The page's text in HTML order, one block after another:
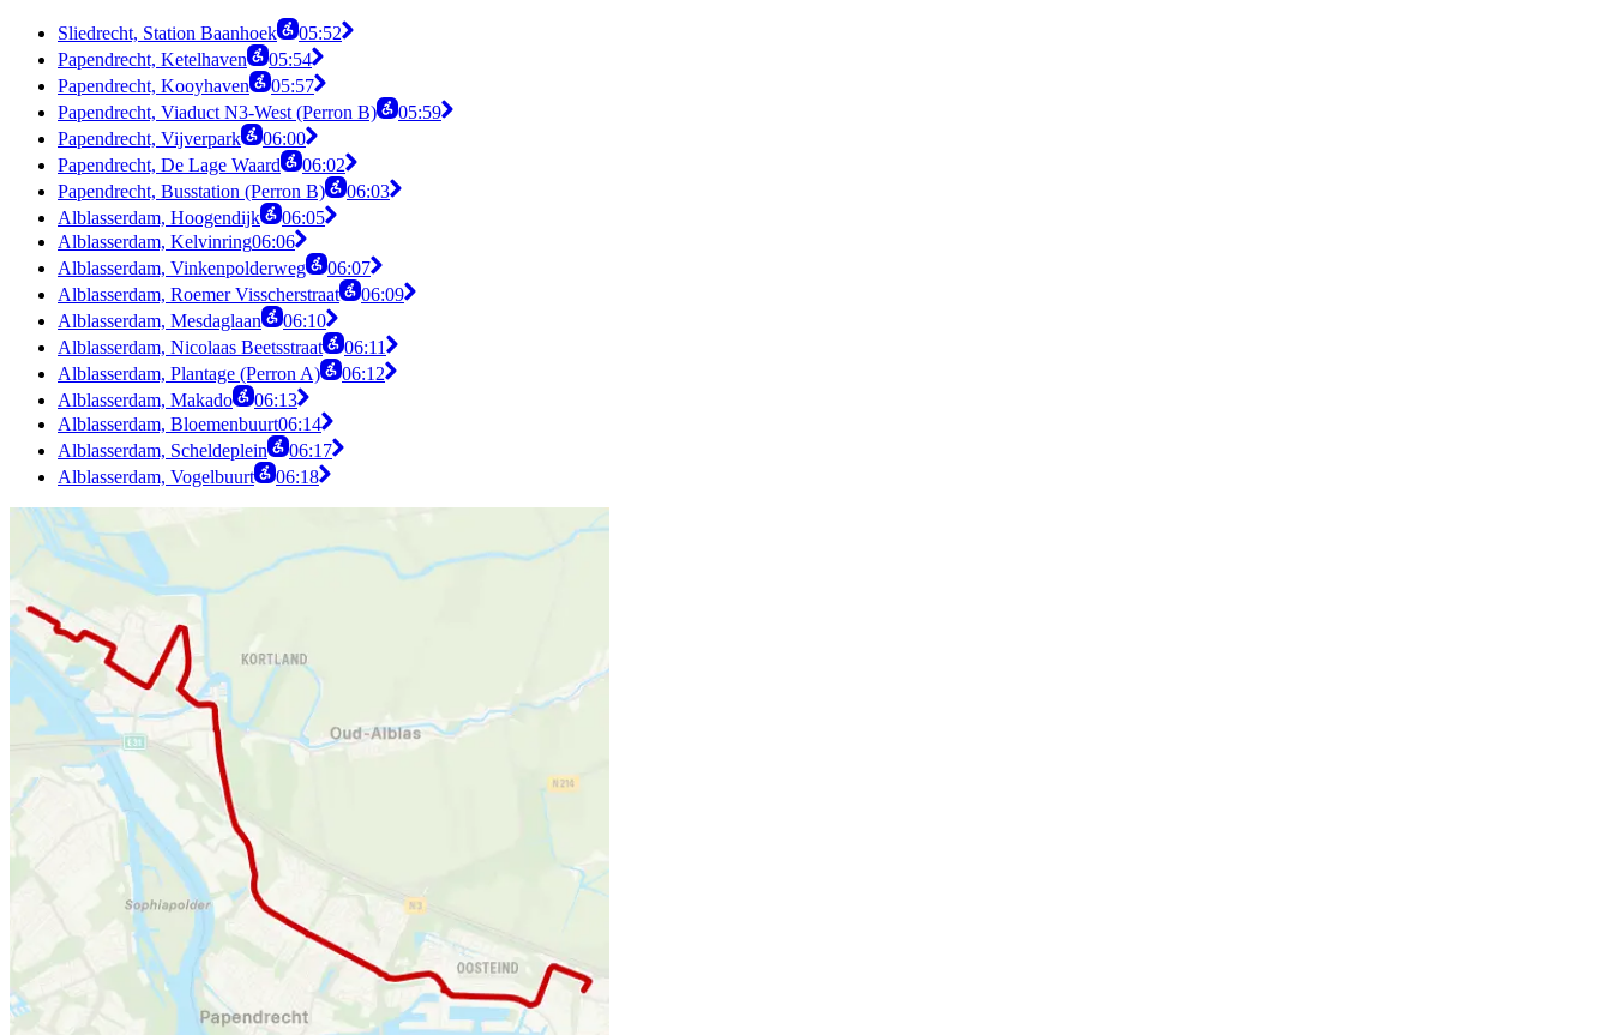
Sliedrecht, Station Baanhoek
05:52
Papendrecht, Ketelhaven
05:54
Papendrecht, Kooyhaven
05:57
Papendrecht, Viaduct N3-West (Perron B)
05:59
Papendrecht, Vijverpark
06:00
Papendrecht, De Lage Waard
06:02
Papendrecht, Busstation (Perron B)
06:03
Alblasserdam, Hoogendijk
06:05
Alblasserdam, Kelvinring06:06
Alblasserdam, Vinkenpolderweg
06:07
Alblasserdam, Roemer Visscherstraat
06:09
Alblasserdam, Mesdaglaan
06:10
Alblasserdam, Nicolaas Beetsstraat
06:11
Alblasserdam, Plantage (Perron A)
06:12
Alblasserdam, Makado
06:13
Alblasserdam, Bloemenbuurt06:14
Alblasserdam, Scheldeplein
06:17
Alblasserdam, Vogelbuurt
06:18